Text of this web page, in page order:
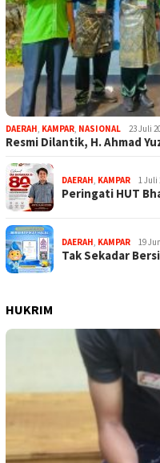
DAERAH, KAMPAR, NASIONAL 23 Juli
Resmi Dilantik, H. Ahmad
DAERAH, KAMPAR 1 Juli
Peringati HUT
DAERAH, KAMPAR 19
Tak Sekadar
HUKRIM